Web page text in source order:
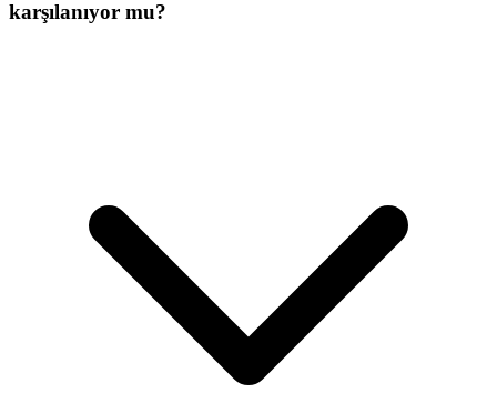
karşılanıyor mu?